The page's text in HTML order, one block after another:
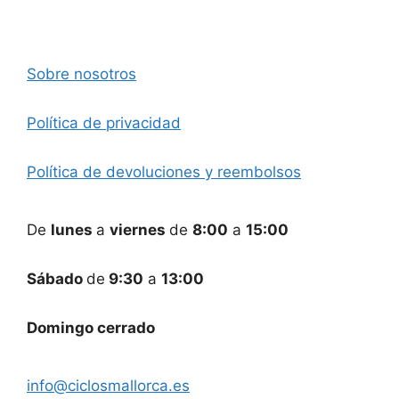
Sobre nosotros
Política de privacidad
Política de devoluciones y reembolsos
De lunes a viernes de 8:00 a 15:00
Sábado de 9:30 a 13:00
Domingo cerrado
info@ciclosmallorca.es